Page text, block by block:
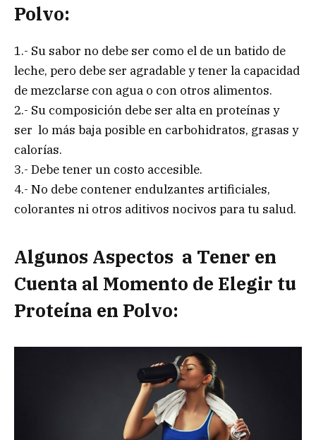
Polvo:
1.- Su sabor no debe ser como el de un batido de
leche, pero debe ser agradable y tener la capacidad
de mezclarse con agua o con otros alimentos.
2.- Su composición debe ser alta en proteínas y
ser lo más baja posible en carbohidratos, grasas y
calorías.
3.- Debe tener un costo accesible.
4.- No debe contener endulzantes artificiales,
colorantes ni otros aditivos nocivos para tu salud.
Algunos Aspectos a Tener en
Cuenta al Momento de Elegir tu
Proteína en Polvo: